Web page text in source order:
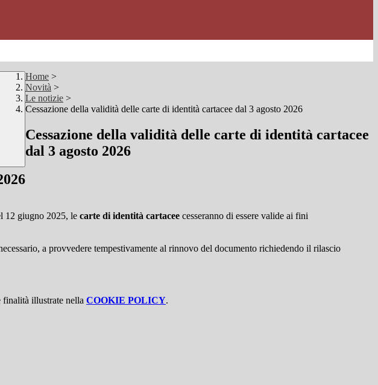
Home >
Novità >
Le notizie >
Cessazione della validità delle carte di identità cartacee dal 3 agosto 2026
Cessazione della validità delle carte di identità cartacee
dal 3 agosto 2026
12 giugno 2025, le carte di identità cartacee cesseranno di essere valide ai fini
a provvedere tempestivamente al rinnovo del documento richiedendo il rilascio
illustrate nella COOKIE POLICY.